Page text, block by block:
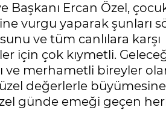
Başkanı Ercan Özel,
vurgu yaparak şunları
ve tüm canlılara karşı
için çok kıymetli.
ve merhametli bireyler
değerlerle
günde emeği geçen